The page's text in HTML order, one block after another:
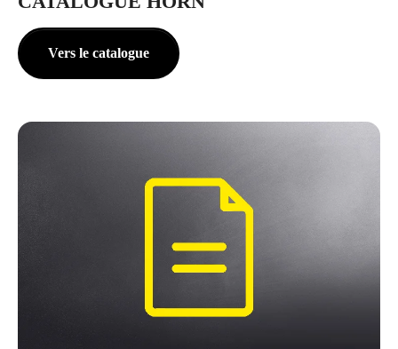
Vers le catalogue